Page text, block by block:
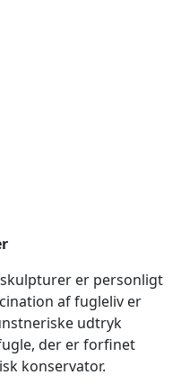
er personligt
af fugleliv er
udtryk
der er forfinet
konservator.